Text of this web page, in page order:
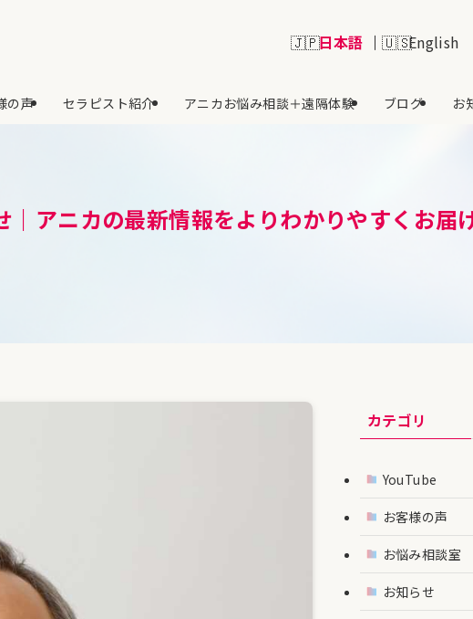
の声 セラピスト紹介 アニカお悩み相談＋遠隔体験 ブログ お
English
日本語
アニカの最新情報をよりわかりやすくお届
カテゴリ
YouTube
お客様の声
お悩み相談室
お知らせ